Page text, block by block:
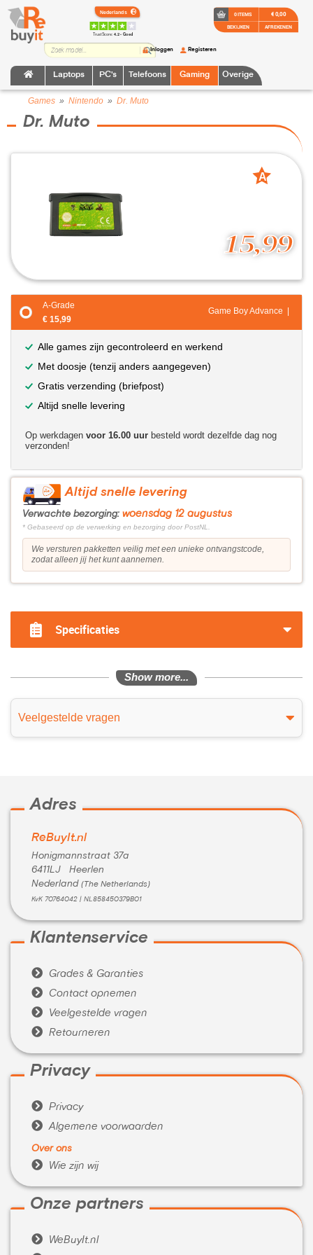
TrustScore:4.2 • Goed
Laptops PC's Telefoons Gaming Overige
Inloggen Registeren
0 ITEMS
BEKIJKEN
€ 0,00
AFREKENEN
Games » Nintendo » Dr. Muto
Dr. Muto
15,99
A
A-Grade
€ 15,99
Game Boy Advance |
Alle games zijn gecontroleerd en werkend
Met doosje (tenzij anders aangegeven)
Gratis verzending (briefpost)
Altijd snelle levering
Op werkdagen voor 16.00 uur besteld wordt dezelfde dag nog
verzonden!
Altijd snelle levering
Verwachte bezorging: woensdag 12 augustus
* Gebaseerd op de verwerking en bezorging door PostNL.
We versturen pakketten veilig met een unieke ontvangstcode,
zodat alleen jij het kunt aannemen.
Specificaties
Show more...
Veelgestelde vragen
Adres
ReBuyIt.nl
Honigmannstraat 37a
6411LJ Heerlen
Nederland (The Netherlands)
KvK 70764042 | NL858450379B01
Klantenservice
 Grades & Garanties
 Contact opnemen
 Veelgestelde vragen
 Retourneren
Privacy
 Privacy
 Algemene voorwaarden
Over ons
 Wie zijn wij
Onze partners
 WeBuyIt.nl